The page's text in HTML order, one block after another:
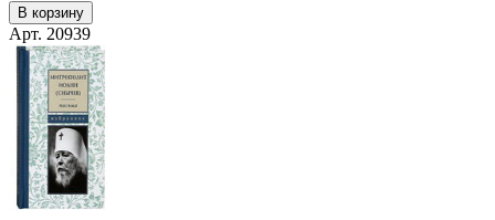
В корзину
Арт. 20939